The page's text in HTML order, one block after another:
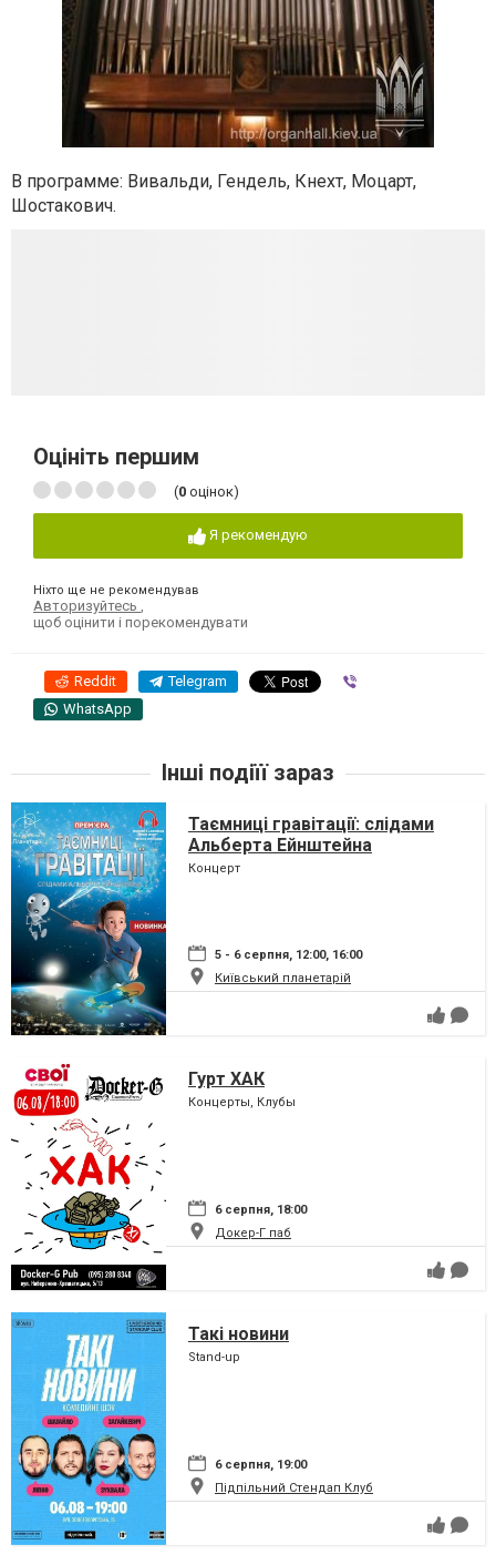
В программе: Вивальди, Гендель, Кнехт, Моцарт,
Шостакович.
Оцініть першим
(0 оцінок)
Я рекомендую
Ніхто ще не рекомендував
Авторизуйтесь
щоб оцінити і порекомендувати
Reddit Telegram
WhatsApp
Інші подіїї зараз
Таємниці гравітації: слідами
Альберта Ейнштейна
Концерт
5 - 6 серпня, 12:00, 16:00
Київський планетарій
Гурт ХАК
Концерты, Клубы
6 серпня, 18:00
Докер-Г паб
Такі новини
Stand-up
6 серпня, 19:00
Підпільний Стендап Клуб